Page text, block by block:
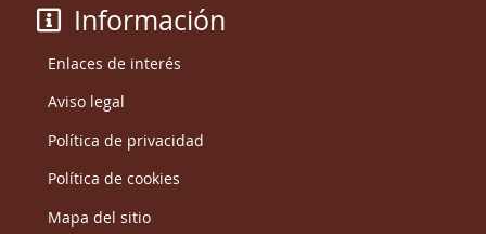
Información
Enlaces de interés
Aviso legal
Política de privacidad
Política de cookies
Mapa del sitio